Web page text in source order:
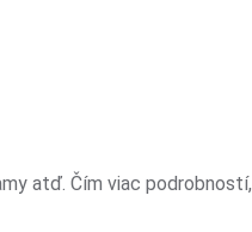
atď. Čím viac podrobností,